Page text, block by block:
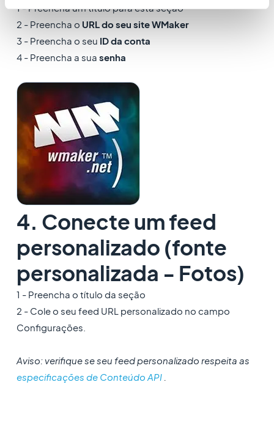
1 - Preencha um título para esta seção
2 - Preencha o URL do seu site WMaker
3 - Preencha o seu ID da conta
4 - Preencha a sua senha
4. Conecte um feed
personalizado (fonte
personalizada - Fotos)
1 - Preencha o título da seção
2 - Cole o seu feed URL personalizado no campo
Configurações.
Aviso: verifique se seu feed personalizado respeita as
especificações de Conteúdo API.